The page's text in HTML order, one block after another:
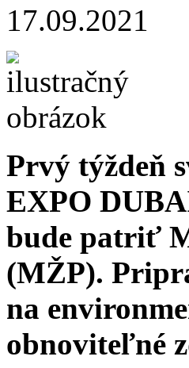
17.09.2021
Prvý týždeň
EXPO
bude patriť
(MŽP).
na
obnoviteľné